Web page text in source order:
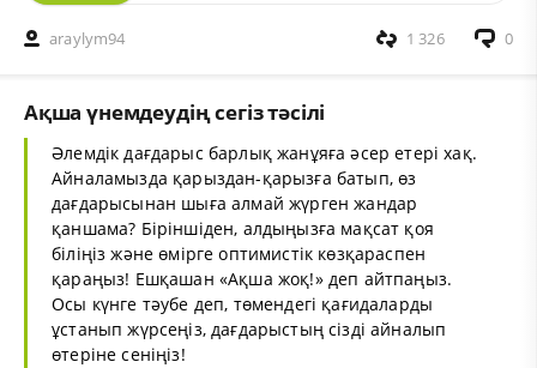
araylym94 0
1 326
Ақша үнемдеудің сегіз тәсілі
Әлемдік дағдарыс барлық жанұяға әсер етері хақ.
Айналамызда қарыздан-қарызға батып, өз
дағдарысынан шыға алмай жүрген жандар
қаншама? Біріншіден, алдыңызға мақсат қоя
біліңіз және өмірге оптимистік көзқараспен
қараңыз! Ешқашан «Ақша жоқ!» деп айтпаңыз.
Осы күнге тәубе деп, төмендегі қағидаларды
ұстанып жүрсеңіз, дағдарыстың сізді айналып
өтеріне сеніңіз!